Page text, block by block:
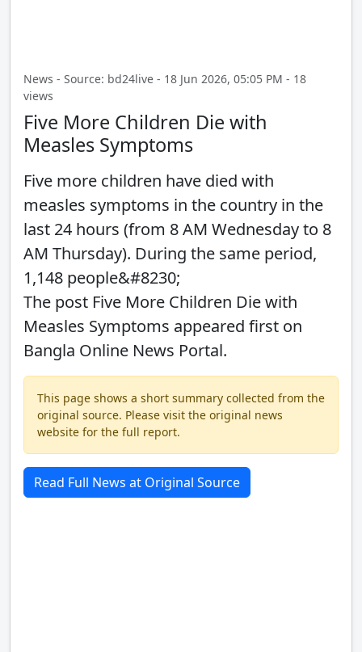
News - Source: bd24live - 18 Jun 2026, 05:05 PM - 18
views
Five More Children Die with
Measles Symptoms
Five more children have died with
measles symptoms in the country in the
last 24 hours (from 8 AM Wednesday to 8
AM Thursday). During the same period,
1,148 people&#8230;
The post Five More Children Die with
Measles Symptoms appeared first on
Bangla Online News Portal.
This page shows a short summary collected from the
original source. Please visit the original news
website for the full report.
Read Full News at Original Source